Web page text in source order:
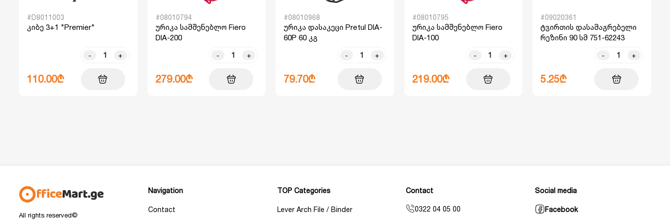
#D8011003
კიბე 3+1 "Premier"
- +
110.00₾
#08010794
ურიკა სამშენებლო Fiero
DIA-200
- +
279.00₾
#08010968
ურიკა დასაკეცი Pretul DIA-
60P 60 კგ
- +
79.70₾
#08010795
ურიკა სამშენებლო Fiero
DIA-100
- +
219.00₾
#09020361
ტვირთის დასამაგრებელი
რეზინი 90 სმ 751-62243
- +
5.25₾
All rights reserved©
Navigation
Contact
TOP Categories
Lever Arch File / Binder
Contact
0322 04 05 00
Social media
Facebook